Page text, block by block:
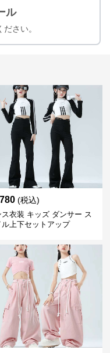
ル
さい。
(税込)
ス衣装 キッズ ダンサー ス
ル上下セットアップ